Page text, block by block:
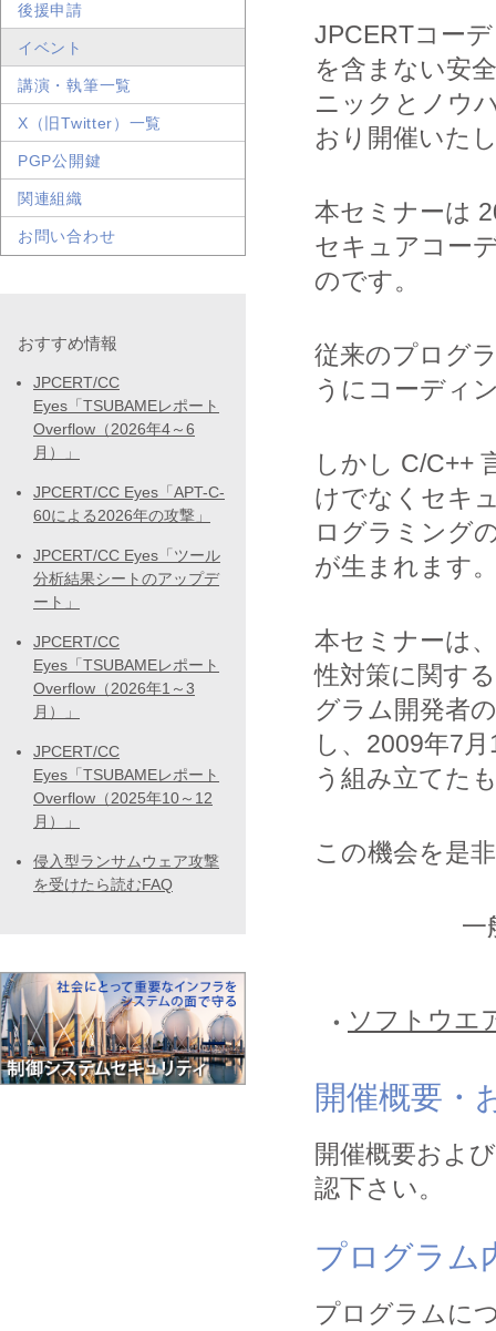
JPCERTコー
を含まない安
ニックとノウ
おり開催いた
本セミナーは
セキュアコー
のです。
従来のプログ
うにコーディ
しかし C/C++
けでなくセキ
ログラミング
が生まれます
本セミナーは
性対策に関す
グラム開発者
し、2009年7
う組み立てた
この機会を是
一
ソフトウエ
開催概要・
開催概要およ
認下さい。
プログラム
プログラムに
後援申請
イベント
講演・執筆一覧
X（旧Twitter）一覧
PGP公開鍵
関連組織
お問い合わせ
おすすめ情報
JPCERT/CC
Eyes「TSUBAMEレポート
Overflow（2026年4～6
月）」
JPCERT/CC Eyes「APT-C-
60による2026年の攻撃」
JPCERT/CC Eyes「ツール
分析結果シートのアップデ
ート」
JPCERT/CC
Eyes「TSUBAMEレポート
Overflow（2026年1～3
月）」
JPCERT/CC
Eyes「TSUBAMEレポート
Overflow（2025年10～12
月）」
侵入型ランサムウェア攻撃
を受けたら読むFAQ